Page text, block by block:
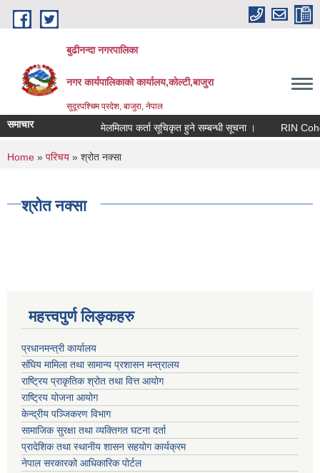
Skip to main content
बुढीनन्दा नगरपालिका
नगर कार्यपालिकाकाे कार्यालय,काेल्टी,बाजुरा
सुदूरपश्चिम प्रदेश, बाजुरा, नेपाल
समाचार मेलमिलाप कर्ता सूचिकृत हुने सम्बन्धी सूचना । RIN Cohor
You are here
Home » परिचय » श्रोत नक्सा
श्रोत नक्सा
महत्त्वपुर्ण लिङ्कहरु
प्रधानमन्त्री कार्यालय
संघिय मामिला तथा सामान्य प्रशासन मन्त्रालय
राष्ट्रिय प्राकृतिक श्रोत तथा वित्त आयोग
राष्ट्रिय योजना आयोग
केन्द्रीय पञ्जिकरण विभाग
सामाजिक सुरक्षा तथा व्यक्तिगत घटना दर्ता
प्रादेशिक तथा स्थानीय शासन सहयोग कार्यक्रम
नेपाल सरकारको आधिकारिक पोर्टल